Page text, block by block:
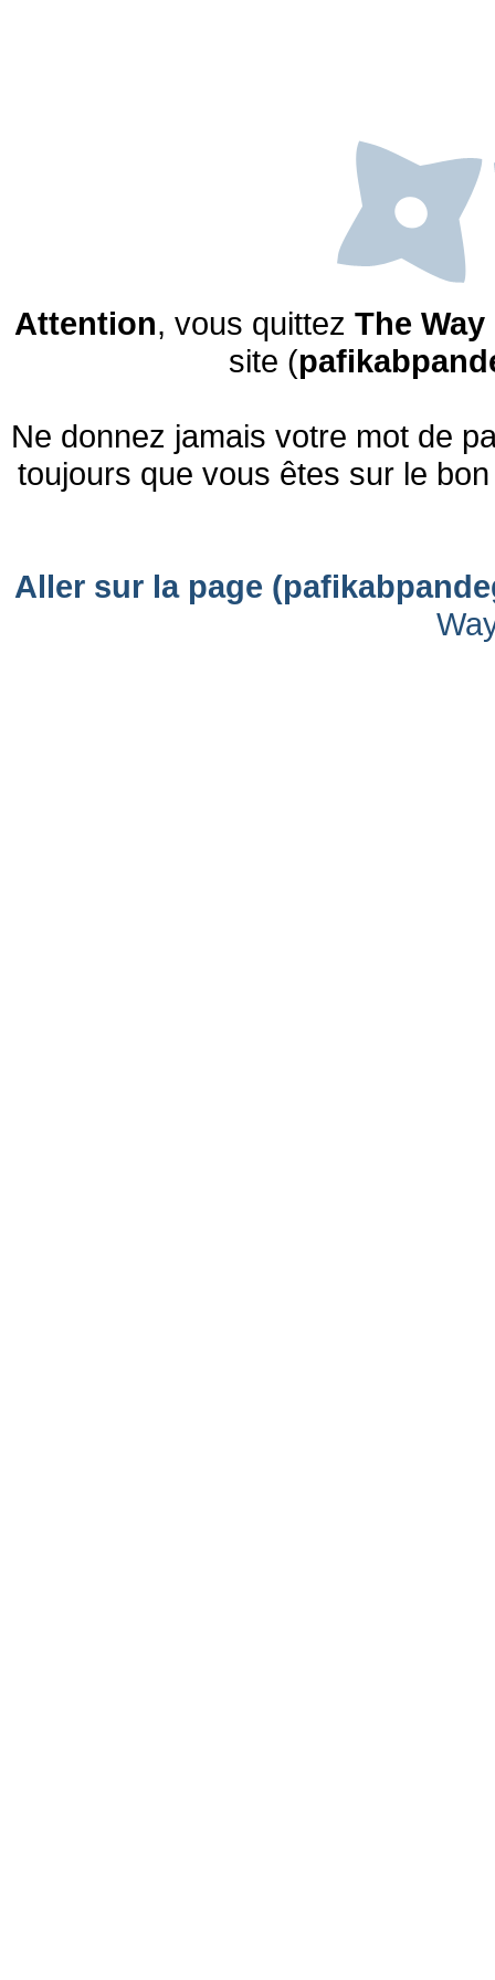
Attention, vous quittez The
site (
Ne donnez jamais votre mot de
toujours que vous êtes sur le
Aller sur la page